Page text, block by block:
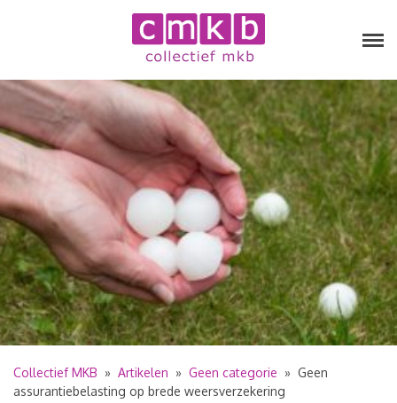
Collectief MKB » Artikelen » Geen categorie » Geen
assurantiebelasting op brede weersverzekering